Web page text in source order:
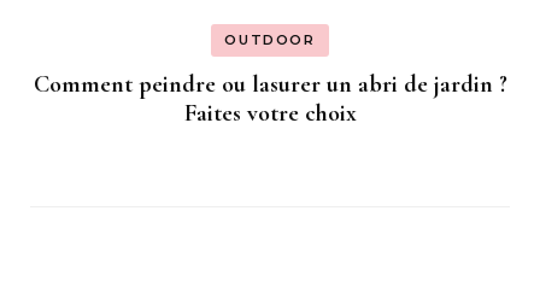
OUTDOOR
Comment peindre ou lasurer un abri de jardin ?
Faites votre choix